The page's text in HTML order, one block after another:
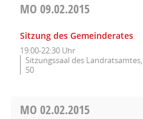
MO 09.02.2015
Sitzung des Gemeinderates
19:00-22:30 Uhr
Sitzungssaal des
50
MO 02.02.2015